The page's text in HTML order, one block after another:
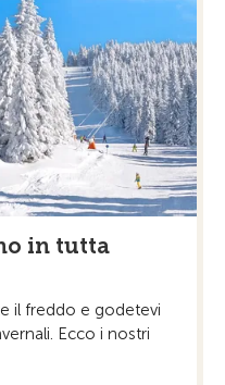
in tutta
il freddo e godetevi
Ecco i nostri